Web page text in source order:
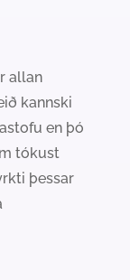
allan
kannski
en þó
tókust
þessar